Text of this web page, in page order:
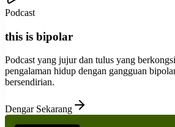
Podcast
this is bipolar
Podcast yang jujur dan tulus yang
pengalaman hidup dengan gangguan
bersendirian.
Dengar Sekarang